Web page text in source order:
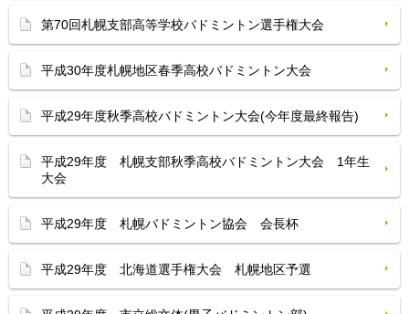
第70回札幌支部高等学校バドミントン選手権大会
平成30年度札幌地区春季高校バドミントン大会
平成29年度秋季高校バドミントン大会(今年度最終報告)
平成29年度 札幌支部秋季高校バドミントン大会 1年生
大会
平成29年度 札幌バドミントン協会 会長杯
平成29年度 北海道選手権大会 札幌地区予選